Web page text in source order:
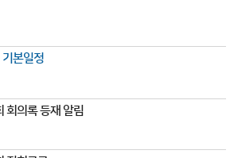
본일정
회의록 등재 알림